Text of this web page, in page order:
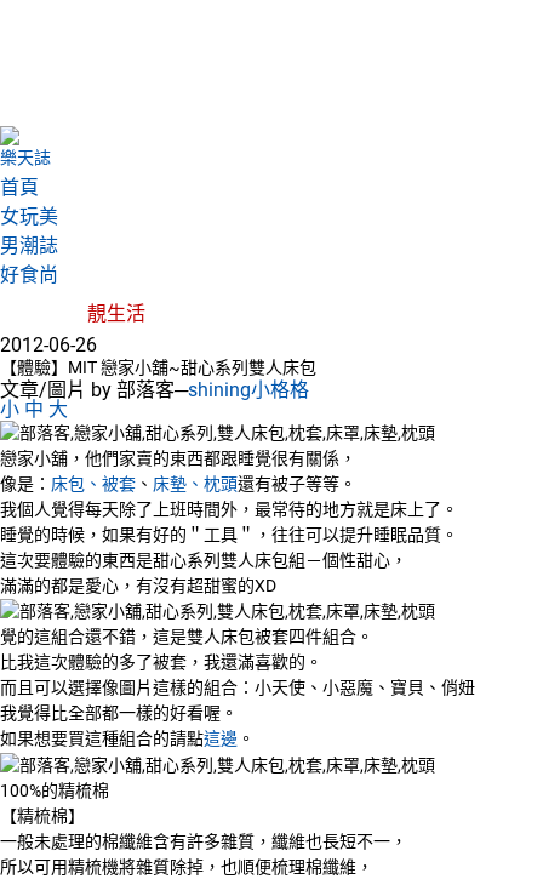
樂天誌
首頁
女玩美
男潮誌
好食尚
靚生活
2012-06-26
【體驗】MIT 戀家小舖~甜心系列雙人床包
文章/圖片 by 部落客─shining小格格
小 中 大
戀家小舖，他們家賣的東西都跟睡覺很有關係，
像是： 床包、 被套 、 床墊、 枕頭還有被子等等。
我個人覺得每天除了上班時間外，最常待的地方就是床上了。
睡覺的時候，如果有好的＂工具＂，往往可以提升睡眠品質。
這次要體驗的東西是甜心系列雙人床包組－個性甜心，
滿滿的都是愛心，有沒有超甜蜜的XD
覺的這組合還不錯，這是雙人床包被套四件組合。
比我這次體驗的多了被套，我還滿喜歡的。
而且可以選擇像圖片這樣的組合：小天使、小惡魔、寶貝、俏妞
我覺得比全部都一樣的好看喔。
如果想要買這種組合的請點這邊 。
100%的精梳棉
【精梳棉】
一般未處理的棉纖維含有許多雜質，纖維也長短不一，
所以可用精梳機將雜質除掉，也順便梳理棉纖維，